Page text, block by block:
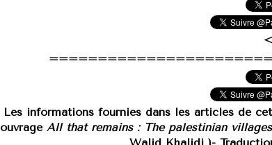
<
Les informations fournies dans les articles de
ouvrage All that remains : The palestinian